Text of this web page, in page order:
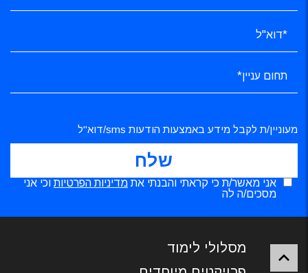
מעוניין/ת לקבל מידע באמצעות הודעות sms/דוא"ל
אני מאשר/ת כי קראתי והבנתי את מדיניות הפרטיות וכי אני
מסכים/ה לה
מסלולי לימוד